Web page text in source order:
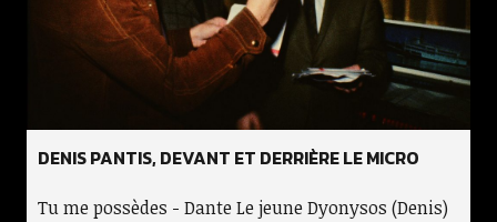
DENIS PANTIS, DEVANT ET DERRIÈRE LE MICRO
Tu me possèdes - Dante Le jeune Dyonysos (Denis)